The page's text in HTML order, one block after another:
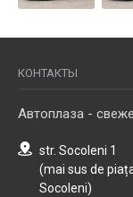
КОНТАКТЫ
Автоплаза -
str. Socoleni 1
(mai sus de
Socoleni)